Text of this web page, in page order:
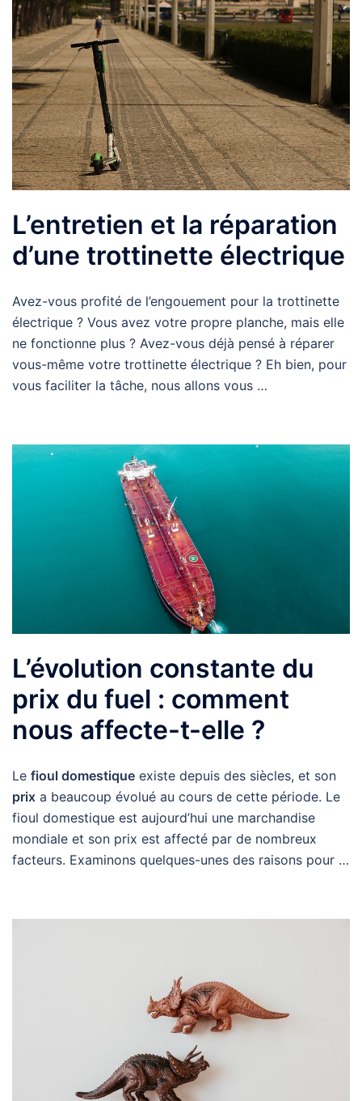
L’entretien et la réparation
d’une trottinette électrique
Avez-vous profité de l’engouement pour la trottinette
électrique ? Vous avez votre propre planche, mais elle
ne fonctionne plus ? Avez-vous déjà pensé à réparer
vous-même votre trottinette électrique ? Eh bien, pour
vous faciliter la tâche, nous allons vous …
L’évolution constante du
prix du fuel : comment
nous affecte-t-elle ?
Le fioul domestique existe depuis des siècles, et son
prix a beaucoup évolué au cours de cette période. Le
fioul domestique est aujourd’hui une marchandise
mondiale et son prix est affecté par de nombreux
facteurs. Examinons quelques-unes des raisons pour …